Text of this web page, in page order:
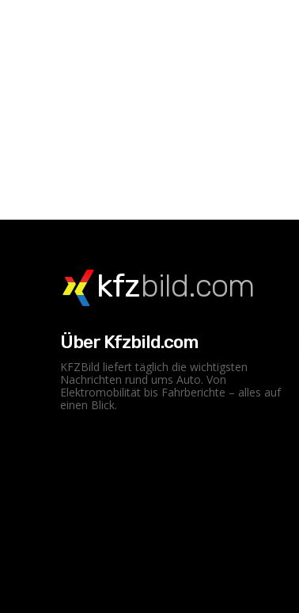
kfzbild.com
Über Kfzbild.com
KFZBild liefert täglich die wichtigsten
Nachrichten rund ums Auto. Von
Elektromobilität bis Fahrberichte – alles auf
einen Blick.